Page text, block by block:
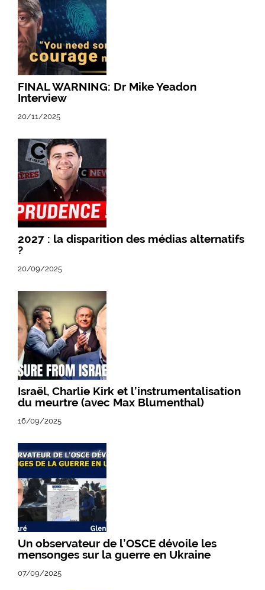
FINAL WARNING: Dr Mike Yeadon
Interview
20/11/2025
2027 : la disparition des médias alternatifs
?
20/09/2025
Israël, Charlie Kirk et l’instrumentalisation
du meurtre (avec Max Blumenthal)
16/09/2025
Un observateur de l’OSCE dévoile les
mensonges sur la guerre en Ukraine
07/09/2025